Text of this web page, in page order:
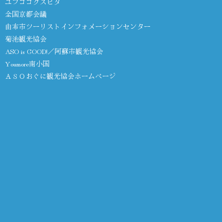
全国京都会議
由布市ツーリストインフォメーションセンター
菊池観光協会
ASO is GOOD!／阿蘇市観光協会
Youmore南小国
ＡＳＯおぐに観光協会ホームページ